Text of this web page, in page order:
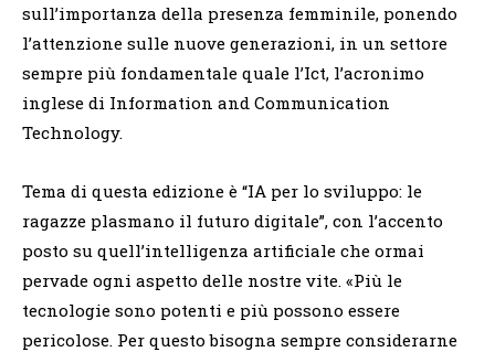
sull’importanza della presenza femminile, ponendo
l’attenzione sulle nuove generazioni, in un settore
sempre più fondamentale quale l’Ict, l’acronimo
inglese di Information and Communication
Technology.
Tema di questa edizione è “IA per lo sviluppo: le
ragazze plasmano il futuro digitale”, con l’accento
posto su quell’intelligenza artificiale che ormai
pervade ogni aspetto delle nostre vite. «Più le
tecnologie sono potenti e più possono essere
pericolose. Per questo bisogna sempre considerarne